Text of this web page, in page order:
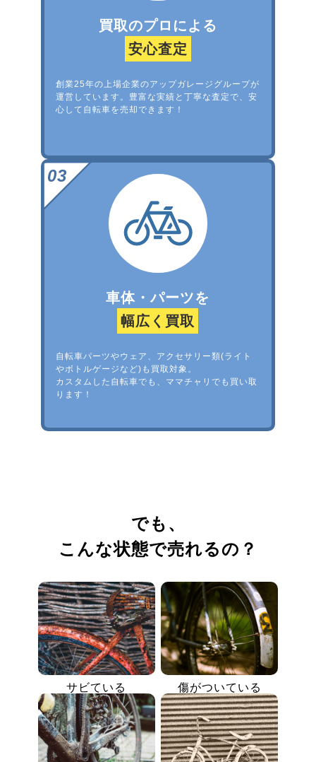
買取のプロによる
安心査定
創業25年の上場企業のアップガレージグループが
運営しています。豊富な実績と丁寧な査定で、安
心して自転車を売却できます！
車体・パーツを
幅広く買取
自転車パーツやウェア、アクセサリー類(ライト
やボトルゲージなど)も買取対象。
カスタムした自転車でも、ママチャリでも買い取
ります！
でも、
こんな状態で売れるの？
サビている 傷がついている